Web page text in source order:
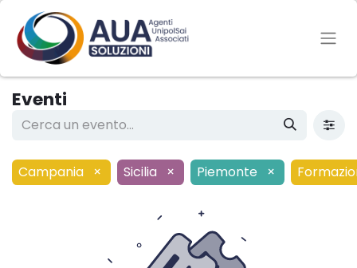
Eventi
Campania × Sicilia × Piemonte ×